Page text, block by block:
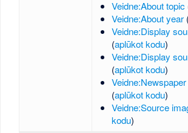
Veidne:About topic
Veidne:About year
Veidne:Display
(aplūkot kodu)
Veidne:Display
(aplūkot kodu)
(aplūkot kodu)
Veidne:Source
kodu)